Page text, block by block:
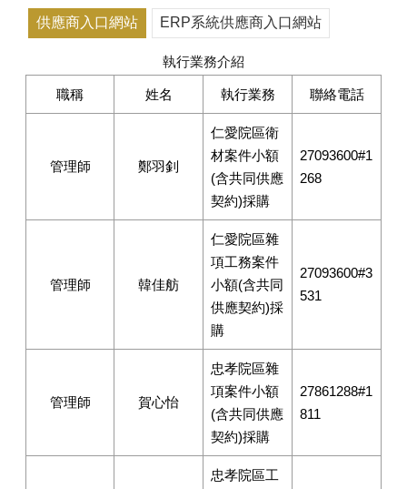
供應商入口網站 ERP系統供應商入口網站
執行業務介紹
職稱 姓名 執行業務 聯絡電話
管理師 鄭羽釗
仁愛院區衛
材案件小額
(含共同供應
契約)採購
27093600#1
268
管理師 韓佳舫
仁愛院區雜
項工務案件
小額(含共同
供應契約)採
購
27093600#3
531
管理師 賀心怡
忠孝院區雜
項案件小額
(含共同供應
契約)採購
27861288#1
811
忠孝院區工